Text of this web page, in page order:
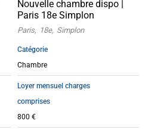
Nouvelle chambre dispo |
Paris 18e Simplon
Paris 18e Simplon
Catégorie
Chambre
Loyer mensuel charges
comprises
800 €